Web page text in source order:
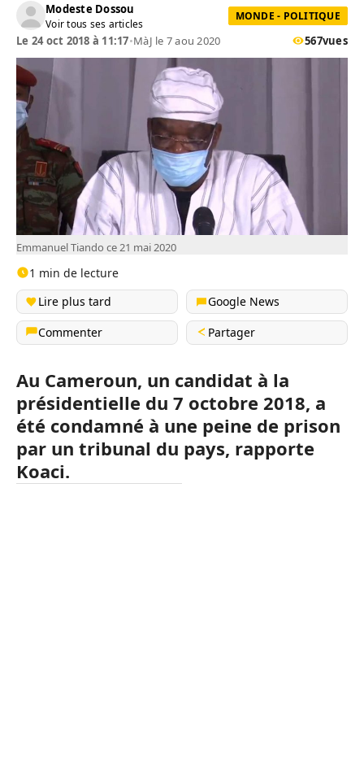
Modeste Dossou
Voir tous ses articles
MONDE - POLITIQUE
Le 24 oct 2018 à 11:17•MàJ le 7 aou 2020 567vues
Emmanuel Tiando ce 21 mai 2020
1 min de lecture
Lire plus tard
Google News
Commenter
Partager
Au Cameroun, un candidat à la
présidentielle du 7 octobre 2018, a
été condamné à une peine de prison
par un tribunal du pays, rapporte
Koaci.